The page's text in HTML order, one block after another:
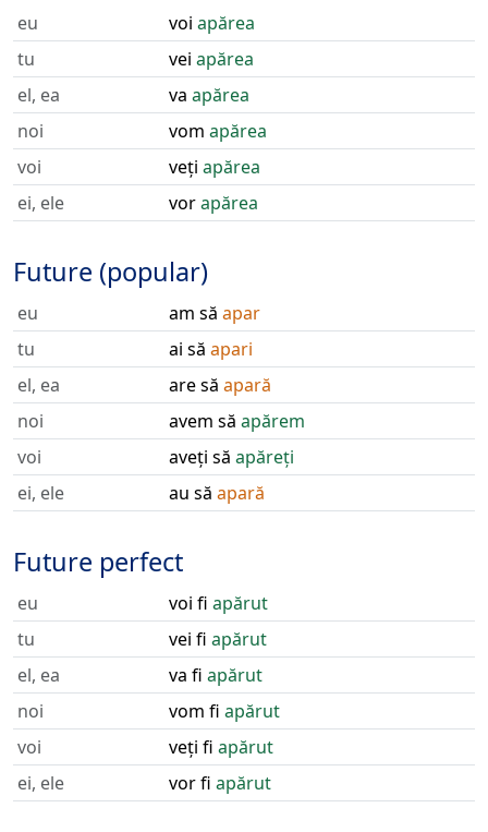
eu voi apărea
tu
vei apărea
el, ea
va apărea
noi
vom apărea
voi
veți apărea
ei, ele
vorapărea
Future (popular)
eu am să apar
tu
ai să apari
el, ea
are să apară
noi
avem să apărem
voi
aveți să apăreți
ei, ele
au să apară
Future perfect
eu voi fi apărut
tu
vei fi apărut
el, ea
va fi apărut
noi
vom fi apărut
voi
veți fi apărut
ei, ele
vor fi apărut